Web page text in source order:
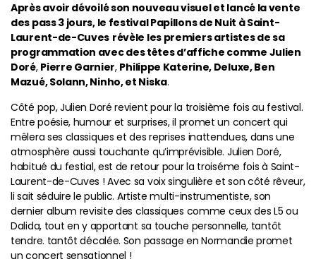
Après avoir dévoilé son nouveau visuel et lancé la vente
des pass 3 jours, le festival Papillons de Nuit à Saint-
Laurent-de-Cuves révèle les premiers artistes de sa
programmation avec des têtes d’affiche comme Julien
Doré, Pierre Garnier, Philippe Katerine, Deluxe, Ben
Mazué, Solann, Ninho, et Niska.
Côté pop, Julien Doré revient pour la troisième fois au festival.
Entre poésie, humour et surprises, il promet un concert qui
mêlera ses classiques et des reprises inattendues, dans une
atmosphère aussi touchante qu’imprévisible. Julien Doré,
habitué du festial, est de retour pour la troiséme fois à Saint-
Laurent-de-Cuves ! Avec sa voix singulière et son côté rêveur,
li sait séduire le public. Artiste multi-instrumentiste, son
dernier album revisite des classiques comme ceux des L5 ou
Dalida, tout en y apportant sa touche personnelle, tantôt
tendre. tantôt décalée. Son passage en Normandie promet
un concert sensationnel !